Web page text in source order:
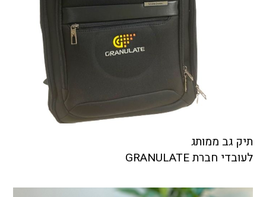
תיק גב ממותג
לעובדי חברת GRANULATE